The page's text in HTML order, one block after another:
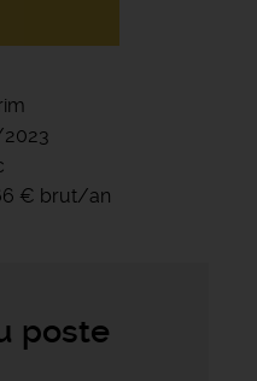
€ brut/an
poste